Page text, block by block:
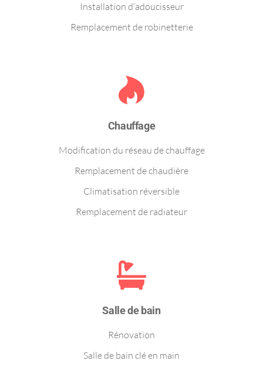
Installation d’adoucisseur
Remplacement de robinetterie
Chauffage
Modification du réseau de chauffage
Remplacement de chaudière
Climatisation réversible
Remplacement de radiateur
Salle de bain
Rénovation
Salle de bain clé en main